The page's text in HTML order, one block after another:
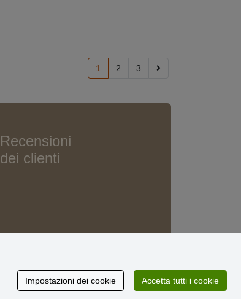
1 2 3
Recensioni
dei clienti
Impostazioni dei cookie Accetta tutti i cookie